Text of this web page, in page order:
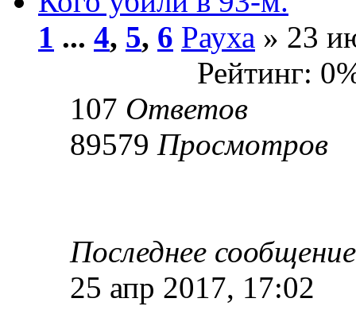
1 ... 4, 5, 6 Рауха » 23
Рейтинг:
107 Ответов
89579 Просмотров
Последнее
25 апр 2017, 17:02